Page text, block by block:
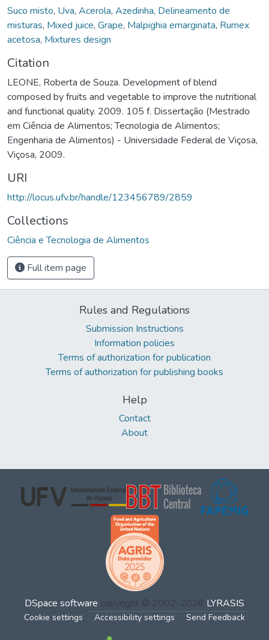
Suco misto, Uva, Acerola, Azedinha, Delineamento de
misturas, Mixed juice, Grape, Malpighia emarginata, Rumex
acetosa, Mixtures design
Citation
LEONE, Roberta de Souza. Development of blend
composed by fruits and vegetable to improve the nutritional
and functional quality. 2009. 105 f. Dissertação (Mestrado
em Ciência de Alimentos; Tecnologia de Alimentos;
Engenharia de Alimentos) - Universidade Federal de Viçosa,
Viçosa, 2009.
URI
http://locus.ufv.br/handle/123456789/2859
Collections
Ciência e Tecnologia de Alimentos
Full item page
Rules and Regulations
Submission Instructions
Information policies
Terms of authorization for publication
Terms of authorization for publishing books
Help
Contact
About
DSpace software copyright © 2002-2026 LYRASIS
Cookie settings Accessibility settings Send Feedback